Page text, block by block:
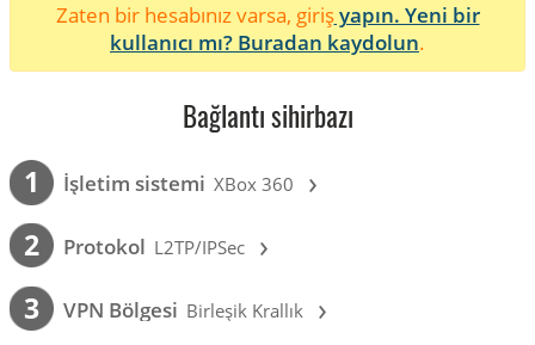
Zaten bir hesabınız varsa, girişyapın. Yeni bir
kullanıcı mı? Buradan kaydolun.
Bağlantı sihirbazı
1 İşletim sistemi XBox 360 ›
2 Protokol L2TP/IPSec ›
3 VPN Bölgesi Birleşik Krallık ›